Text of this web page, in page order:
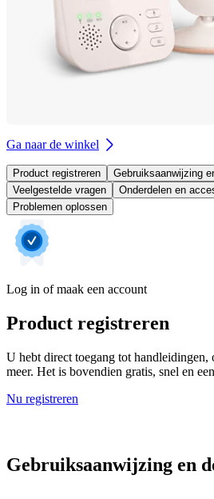
Ga naar de winkel
Product registreren
Gebruiksaanwijzing
Veelgestelde vragen
Onderdelen en
Problemen oplossen
Log in of maak een account
Product registreren
U hebt direct toegang tot handleidingen,
meer. Het is bovendien gratis, snel en
Nu registreren
Gebruiksaanwijzing en